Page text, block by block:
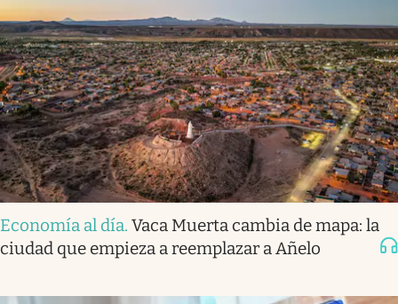
Economía al día. Vaca Muerta cambia de mapa: la
ciudad que empieza a reemplazar a Añelo